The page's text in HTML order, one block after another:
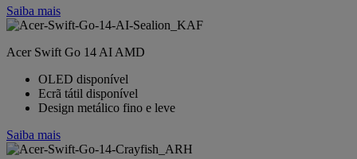
Saiba mais
Acer Swift Go 14 AI AMD
OLED disponível
Ecrã tátil disponível
Design metálico fino e leve
Saiba mais